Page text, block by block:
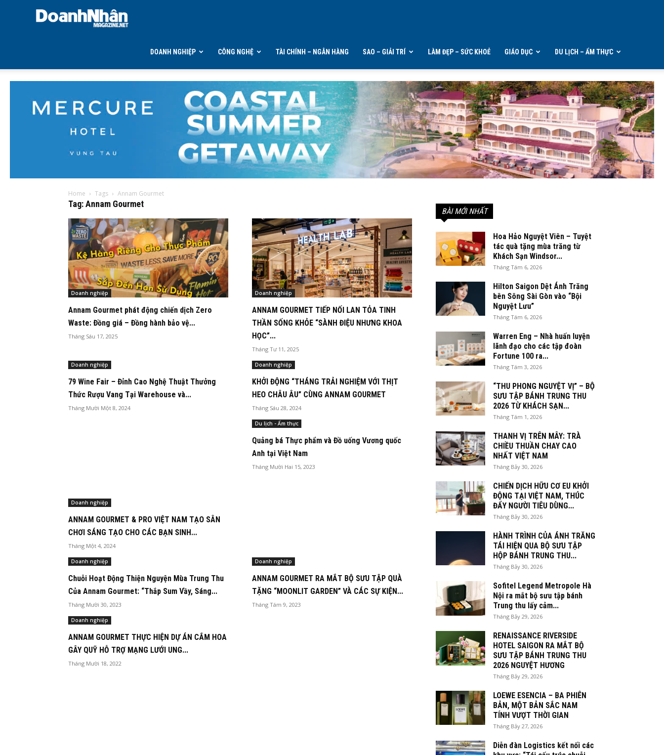
DOANH NGHIỆP CÔNG NGHỆ TÀI CHÍNH – NGÂN HÀNG SAO – GIẢI TRÍ LÀM ĐẸP – SỨC KHOẺ GIÁO DỤC DU LỊCH – ẨM THỰC
Home Tags Annam Gourmet
Tag: Annam Gourmet
Doanh nghiệp
Annam Gourmet phát động chiến dịch Zero
Waste: Đồng giá – Đồng hành bảo vệ...
Tháng Sáu 17, 2025
Doanh nghiệp
ANNAM GOURMET TIẾP NỐI LAN TỎA TINH
THẦN SỐNG KHỎE “SÀNH ĐIỆU NHƯNG KHOA
HỌC”...
Tháng Tư 11, 2025
Doanh nghiệp
79 Wine Fair – Đỉnh Cao Nghệ Thuật Thưởng
Thức Rượu Vang Tại Warehouse và...
Tháng Mười Một 8, 2024
Doanh nghiệp
KHỞI ĐỘNG “THÁNG TRẢI NGHIỆM VỚI THỊT
HEO CHÂU ÂU” CÙNG ANNAM GOURMET
Tháng Sáu 28, 2024
Doanh nghiệp
ANNAM GOURMET & PRO VIỆT NAM TẠO SÂN
CHƠI SÁNG TẠO CHO CÁC BẠN SINH...
Tháng Một 4, 2024
Du lịch - Ẩm thực
Quảng bá Thực phẩm và Đồ uống Vương quốc
Anh tại Việt Nam
Tháng Mười Hai 15, 2023
Doanh nghiệp
Chuỗi Hoạt Động Thiện Nguyện Mùa Trung Thu
Của Annam Gourmet: “Thắp Sum Vầy, Sáng...
Tháng Mười 30, 2023
Doanh nghiệp
ANNAM GOURMET RA MẮT BỘ SƯU TẬP QUÀ
TẶNG “MOONLIT GARDEN” VÀ CÁC SỰ KIỆN...
Tháng Tám 9, 2023
Doanh nghiệp
ANNAM GOURMET THỰC HIỆN DỰ ÁN CẮM HOA
GÂY QUỸ HỖ TRỢ MẠNG LƯỚI UNG...
Tháng Mười 18, 2022
BÀI MỚI NHẤT
Hoa Hảo Nguyệt Viên – Tuyệt
tác quà tặng mùa trăng từ
Khách Sạn Windsor...
Tháng Tám 6, 2026
Hilton Saigon Dệt Ánh Trăng
bên Sông Sài Gòn vào “Bội
Nguyệt Lưu”
Tháng Tám 6, 2026
Warren Eng – Nhà huấn luyện
lãnh đạo cho các tập đoàn
Fortune 100 ra...
Tháng Tám 3, 2026
“THU PHONG NGUYỆT VỊ” – BỘ
SƯU TẬP BÁNH TRUNG THU
2026 TỪ KHÁCH SẠN...
Tháng Tám 1, 2026
THANH VỊ TRÊN MÂY: TRÀ
CHIỀU THUẦN CHAY CAO
NHẤT VIỆT NAM
Tháng Bảy 30, 2026
CHIẾN DỊCH HỮU CƠ EU KHỞI
ĐỘNG TẠI VIỆT NAM, THÚC
ĐẨY NGƯỜI TIÊU DÙNG...
Tháng Bảy 30, 2026
HÀNH TRÌNH CỦA ÁNH TRĂNG
TÁI HIỆN QUA BỘ SƯU TẬP
HỘP BÁNH TRUNG THU...
Tháng Bảy 30, 2026
Sofitel Legend Metropole Hà
Nội ra mắt bộ sưu tập bánh
Trung thu lấy cảm...
Tháng Bảy 29, 2026
RENAISSANCE RIVERSIDE
HOTEL SAIGON RA MẮT BỘ
SƯU TẬP BÁNH TRUNG THU
2026 NGUYỆT HƯƠNG
Tháng Bảy 29, 2026
LOEWE ESENCIA – BA PHIÊN
BẢN, MỘT BẢN SẮC NAM
TÍNH VƯỢT THỜI GIAN
Tháng Bảy 27, 2026
Diễn đàn Logistics kết nối các